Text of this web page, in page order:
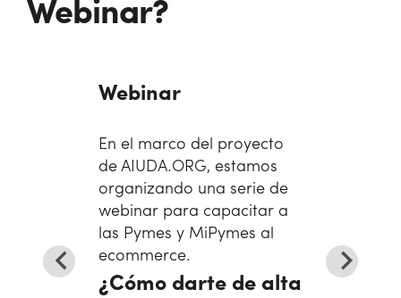
Webinar?
Webinar
En el marco del proyecto
de AIUDA.ORG, estamos
organizando una serie de
webinar para capacitar a
las Pymes y MiPymes al
ecommerce.
¿Cómo darte de alta